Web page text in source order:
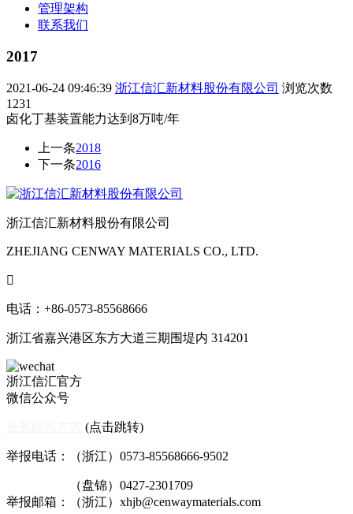
管理架构
联系我们
2017
2021-06-24 09:46:39 浙江信汇新材料股份有限公司 浏览次数
1231
卤化丁基装置能力达到8万吨/年
上一条2018
下一条2016
浙江信汇新材料股份有限公司
ZHEJIANG CENWAY MATERIALS CO., LTD.

电话：+86-0573-85568666
浙江省嘉兴港区东方大道三期围堤内 314201
浙江信汇官方
微信公众号
(点击跳转)
举报电话：（浙江）0573-85568666-9502
（盘锦）0427-2301709
举报邮箱：（浙江）xhjb@cenwaymaterials.com